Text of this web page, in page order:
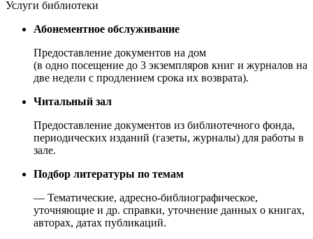
Услуги библиотеки
Абонементное обслуживание
Предоставление документов на дом
(в одно посещение до 3 экземпляров книг и журналов на
две недели с продлением срока их возврата).
Читальный зал
Предоставление документов из библиотечного фонда,
периодических изданий (газеты, журналы) для работы в
зале.
Подбор литературы по темам
— Тематические, адресно-библиографическое,
уточняющие и др. справки, уточнение данных о книгах,
авторах, датах публикаций.